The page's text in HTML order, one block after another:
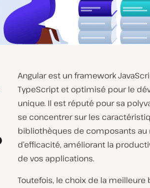
Angular est un framework
TypeScript et optimisé pour le
unique. Il est réputé pour sa
se concentrer sur les
bibliothèques de composants au
d’efficacité, améliorant la
de vos applications.
Toutefois, le choix de la